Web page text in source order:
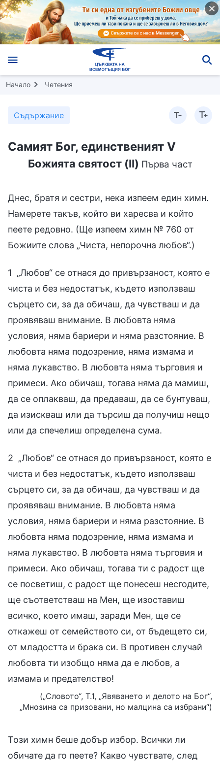
Начало Четения
Съдържание
Самият Бог, единственият V
Божията святост (II) Първа част
Днес, братя и сестри, нека изпеем един химн.
Намерете такъв, който ви харесва и който
пеете редовно. (Ще изпеем химн № 760 от
Божиите слова „Чиста, непорочна любов“.)
1 „Любов“ се отнася до привързаност, която е
чиста и без недостатък, където използваш
сърцето си, за да обичаш, да чувстваш и да
проявяваш внимание. В любовта няма
условия, няма бариери и няма разстояние. В
любовта няма подозрение, няма измама и
няма лукавство. В любовта няма търговия и
примеси. Ако обичаш, тогава няма да мамиш,
да се оплакваш, да предаваш, да се бунтуваш,
да изискваш или да търсиш да получиш нещо
или да спечелиш определена сума.
2 „Любов“ се отнася до привързаност, която е
чиста и без недостатък, където използваш
сърцето си, за да обичаш, да чувстваш и да
проявяваш внимание. В любовта няма
условия, няма бариери и няма разстояние. В
любовта няма подозрение, няма измама и
няма лукавство. В любовта няма търговия и
примеси. Ако обичаш, тогава ти с радост ще
се посветиш, с радост ще понесеш несгодите,
ще съответстваш на Мен, ще изоставиш
всичко, което имаш, заради Мен, ще се
откажеш от семейството си, от бъдещето си,
от младостта и брака си. В противен случай
любовта ти изобщо няма да е любов, а
измама и предателство!
(„Словото“, Т.1, „Явяването и делото на Бог“,
„Мнозина са призовани, но малцина са избрани“)
Този химн беше добър избор. Всички ли
обичате да го пеете? Какво чувствате, след